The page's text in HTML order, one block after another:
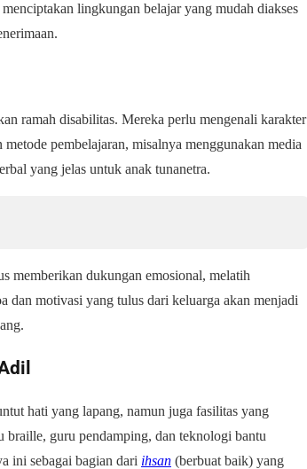
lingkungan belajar yang mudah diakses
ramah disabilitas. Mereka perlu mengenali karakter
pembelajaran, misalnya menggunakan media
yang jelas untuk anak tunanetra.
memberikan dukungan emosional, melatih
dan motivasi yang tulus dari keluarga akan menjadi
hati yang lapang, namun juga fasilitas yang
guru pendamping, dan teknologi bantu
ini sebagai bagian dari ihsan (berbuat baik) yang